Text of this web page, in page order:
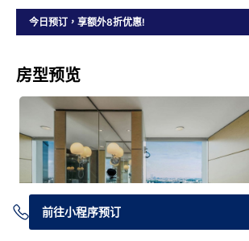
今日预订，享额外8折优惠!
房型预览
前往小程序预订